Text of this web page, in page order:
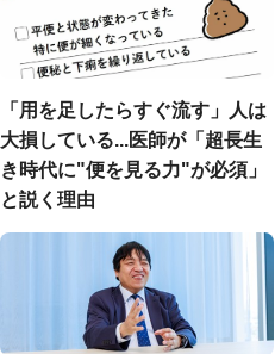
「用を足したらすぐ流す」人は
大損している...医師が「超長生
き時代に"便を見る力"が必須」
と説く理由